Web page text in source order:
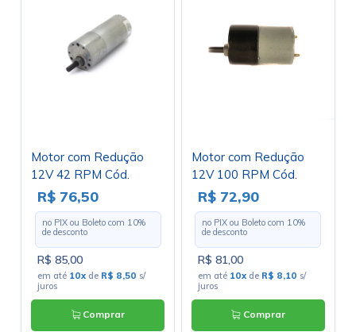
Motor com Redução
12V 42 RPM Cód.
Motor 38
R$ 76,50
no PIX ou Boleto com 10%
de desconto
R$ 85,00
em até 10x de R$ 8,50 s/
juros
Comprar
Motor com Redução
12V 100 RPM Cód.
Motor 42
R$ 72,90
no PIX ou Boleto com 10%
de desconto
R$ 81,00
em até 10x de R$ 8,10 s/
juros
Comprar